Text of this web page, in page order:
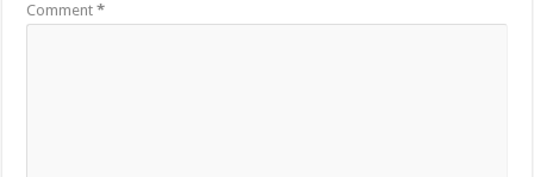
Comment*